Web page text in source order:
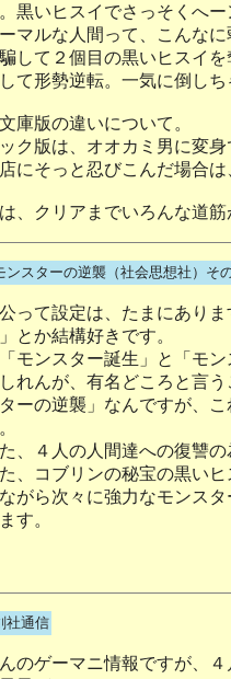
黒いヒスイでさっそくへ
マルな人間って、こんな
して２個目の黒いヒスイ
て形勢逆転。一気に倒し
庫版の違いについて。
ク版は、オオカミ男に変
にそっと忍びこんだ場合
、クリアまでいろんな道
ンスターの逆襲（社会思想社）そ
って設定は、たまにありま
とか結構好きです。
モンスター誕生」と「モ
れんが、有名どころと言
ーの逆襲」なんですが、
、４人の人間達への復讐
、コブリンの秘宝の黒い
がら次々に強力なモンス
す。
社通信
のゲーマニ情報ですが、